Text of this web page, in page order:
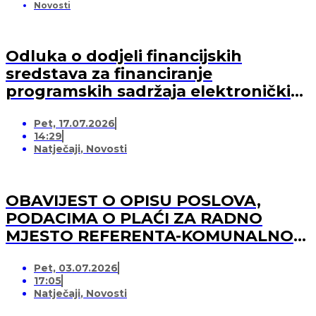
Novosti
Odluka o dodjeli financijskih
sredstava za financiranje
programskih sadržaja elektroničkih
medijskih usluga)
Pet, 17.07.2026
14:29
Natječaji, Novosti
OBAVIJEST O OPISU POSLOVA,
PODACIMA O PLAĆI ZA RADNO
MJESTO REFERENTA-KOMUNALNOG
Pet, 03.07.2026
17:05
Natječaji, Novosti